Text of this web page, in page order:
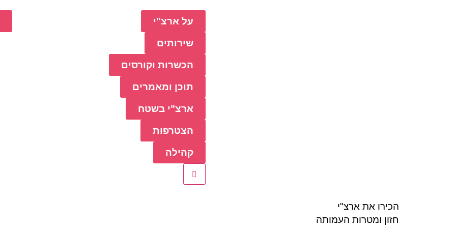
על ארצ"י
שירותים
הכשרות וקורסים
תוכן ומאמרים
ארצ"י בשטח
הצטרפות
קהילה
הכירו את ארצ"י
חזון ומטרות העמותה